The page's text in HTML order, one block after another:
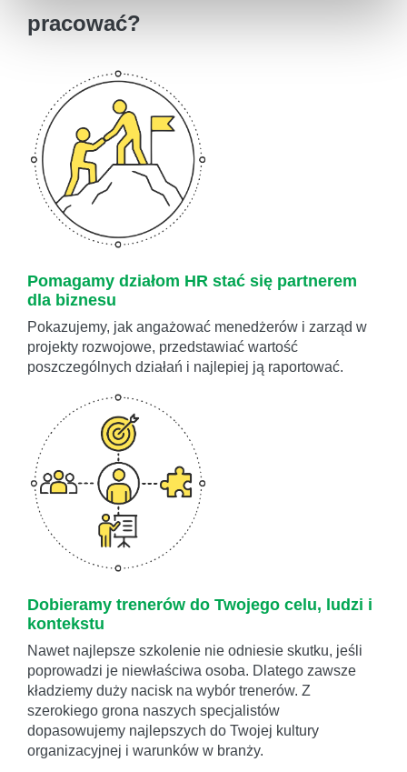
pracować?
Pomagamy działom HR stać się partnerem
dla biznesu
Pokazujemy, jak angażować menedżerów i zarząd w
projekty rozwojowe, przedstawiać wartość
poszczególnych działań i najlepiej ją raportować.
Dobieramy trenerów do Twojego celu, ludzi i
kontekstu
Nawet najlepsze szkolenie nie odniesie skutku, jeśli
poprowadzi je niewłaściwa osoba. Dlatego zawsze
kładziemy duży nacisk na wybór trenerów. Z
szerokiego grona naszych specjalistów
dopasowujemy najlepszych do Twojej kultury
organizacyjnej i warunków w branży.